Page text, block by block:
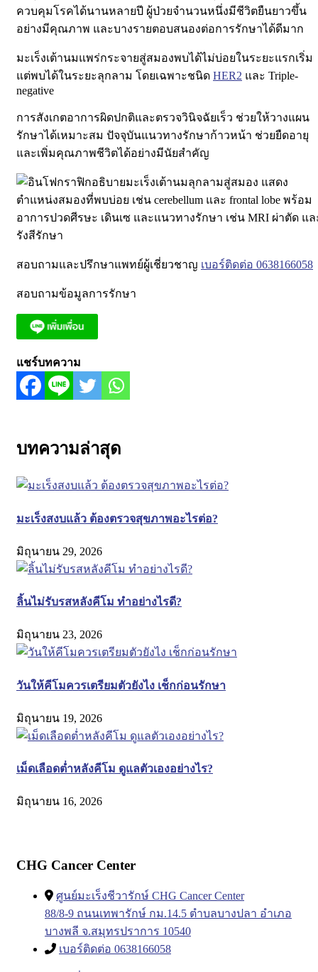
ควบคุมโรคได้นานหลายปี ผู้ป่วยจำนวนหนึ่งมีชีวิตยืนยาวขึ้น
อย่างมีคุณภาพ และบางรายตอบสนองต่อการรักษาได้ดีมาก
มะเร็งเต้านมแพร่กระจายสู่สมองพบได้ไม่บ่อยในระยะแรกเริ่ม
แต่พบได้ในระยะลุกลาม โดยเฉพาะชนิด HER2 และ Triple-
negative
การสังเกตอาการผิดปกติและตรวจวินิจฉัยเร็ว ช่วยให้วางแผน
รักษาได้เหมาะสม ปัจจุบันแนวทางรักษาก้าวหน้า ช่วยยืดอายุ
และเพิ่มคุณภาพชีวิตได้อย่างมีนัยสำคัญ
สอบถามและปรึกษาแพทย์ผู้เชี่ยวชาญ เบอร์ติดต่อ 0638166058
สอบถามข้อมูลการรักษา
แชร์บทความ
บทความล่าสุด
มะเร็งสงบแล้ว ต้องตรวจสุขภาพอะไรต่อ?
มิถุนายน 29, 2026
ลิ้นไม่รับรสหลังคีโม ทำอย่างไรดี?
มิถุนายน 23, 2026
วันให้คีโมควรเตรียมตัวยังไง เช็กก่อนรักษา
มิถุนายน 19, 2026
เม็ดเลือดต่ำหลังคีโม ดูแลตัวเองอย่างไร?
มิถุนายน 16, 2026
CHG Cancer Center
ศูนย์มะเร็งชีวารักษ์ CHG Cancer Center
88/8-9 ถนนเทพารักษ์ กม.14.5 ตำบลบางปลา อำเภอ
บางพลี จ.สมุทรปราการ 10540
เบอร์ติดต่อ 0638166058